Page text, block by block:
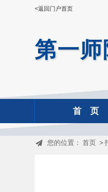
<返回门户首页
第一
首 页
您的位置： 首页 >